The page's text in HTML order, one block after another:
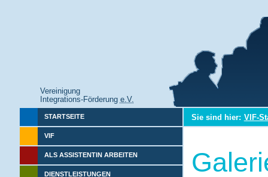
Vereinigung
Integrations-Förderung e.V.
STARTSEITE
VIF
ALS ASSISTENTIN ARBEITEN
DIENSTLEISTUNGEN
Sie sind hier: VIF-